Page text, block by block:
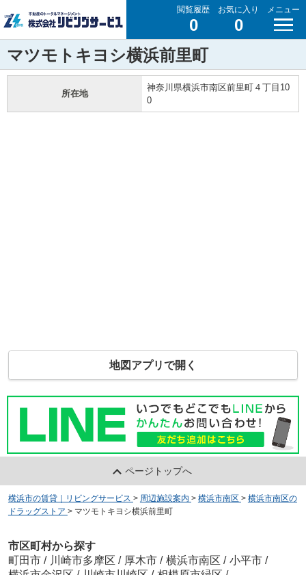
閲覧履歴
0
お気に入り
0
メニュー
マツモトキヨシ横浜前里町
所在地
神奈川県横浜市南区前里町４丁目10
0
地図アプリで開く
ページトップへ
横浜市の賃貸｜リビングサービス > 周辺施設案内 > 横浜市南区 > 横浜市南区の
ドラッグストア > マツモトキヨシ横浜前里町
市区町村から探す
町田市 / 川崎市多摩区 / 厚木市 / 横浜市南区 / 小平市 /